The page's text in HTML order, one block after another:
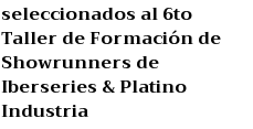
seleccionados al 6to
Taller de Formación de
Showrunners de
Iberseries & Platino
Industria